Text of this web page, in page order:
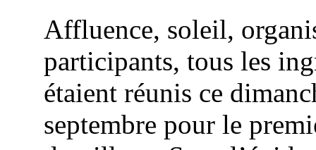
Affluence, soleil,
participants, tous les
étaient réunis ce
septembre pour le